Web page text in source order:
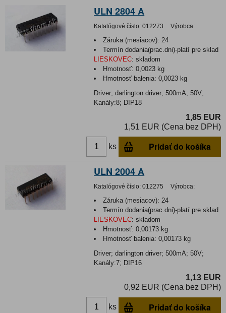
ULN 2804 A
Katalógové číslo: 012273 Výrobca:
Záruka (mesiacov): 24
Termín dodania(prac.dni)-platí pre sklad
LIESKOVEC: skladom
Hmotnosť:0,0023 kg
Hmotnosť balenia:0,0023 kg
Driver; darlington driver; 500mA; 50V;
Kanály:8; DIP18
1,85 EUR
1,51 EUR (Cena bez DPH)
ks Pridať do košíka
ULN 2004 A
Katalógové číslo: 012275 Výrobca:
Záruka (mesiacov): 24
Termín dodania(prac.dni)-platí pre sklad
LIESKOVEC: skladom
Hmotnosť:0,00173 kg
Hmotnosť balenia:0,00173 kg
Driver; darlington driver; 500mA; 50V;
Kanály:7; DIP16
1,13 EUR
0,92 EUR (Cena bez DPH)
ks Pridať do košíka